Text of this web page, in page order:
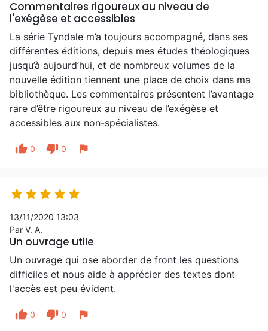
Commentaires rigoureux au niveau de
l'exégèse et accessibles
La série Tyndale m’a toujours accompagné, dans ses
différentes éditions, depuis mes études théologiques
jusqu’à aujourd’hui, et de nombreux volumes de la
nouvelle édition tiennent une place de choix dans ma
bibliothèque. Les commentaires présentent l’avantage
rare d’être rigoureux au niveau de l’exégèse et
accessibles aux non-spécialistes.
thumb_up 0 thumb_down 0 flag
    
13/11/2020 13:03
Par V. A.
Un ouvrage utile
Un ouvrage qui ose aborder de front les questions
difficiles et nous aide à apprécier des textes dont
l'accès est peu évident.
thumb_up 0 thumb_down 0 flag